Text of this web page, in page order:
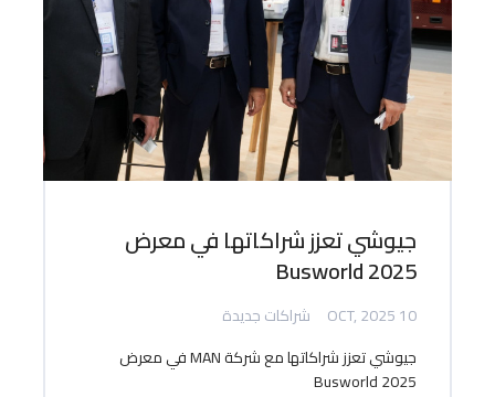
جيوشي تعزز شراكاتها في معرض
Busworld 2025
10 OCT, 2025
شراكات جديدة
جيوشي تعزز شراكاتها مع شركة MAN في معرض
Busworld 2025